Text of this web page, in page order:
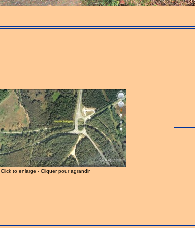
Click to enlarge - Cliquer pour agrandir